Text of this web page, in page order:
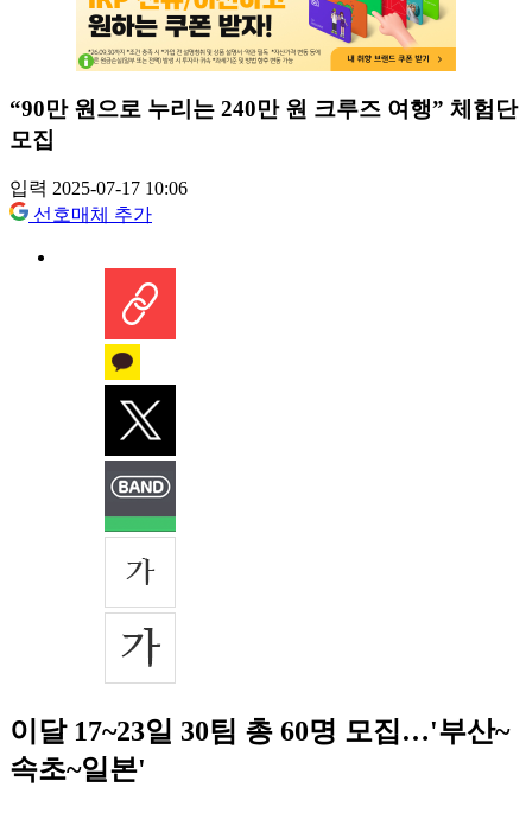
“90만 원으로 누리는 240만 원 크루즈 여행” 체험단
모집
입력 2025-07-17 10:06
선호매체 추가
이달 17~23일 30팀 총 60명 모집…'부산~
속초~일본'